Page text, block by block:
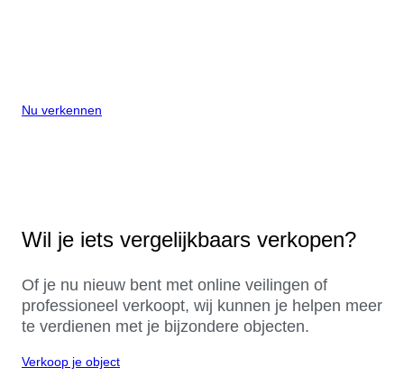
Nu verkennen
Wil je iets vergelijkbaars verkopen?
Of je nu nieuw bent met online veilingen of
professioneel verkoopt, wij kunnen je helpen meer
te verdienen met je bijzondere objecten.
Verkoop je object